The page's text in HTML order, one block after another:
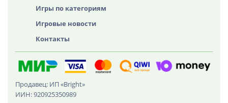
Игры по категориям
Игровые новости
Контакты
Продавец: ИП «Bright»
ИИН: 920925350989